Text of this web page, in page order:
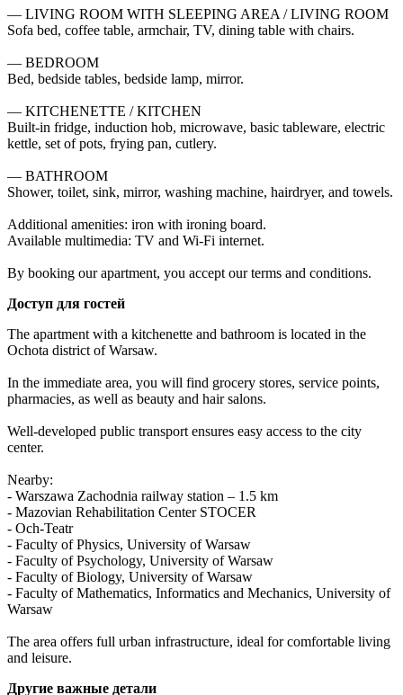
— LIVING ROOM WITH SLEEPING AREA / LIVING ROOM
Sofa bed, coffee table, armchair, TV, dining table with chairs.
— BEDROOM
Bed, bedside tables, bedside lamp, mirror.
— KITCHENETTE / KITCHEN
Built-in fridge, induction hob, microwave, basic tableware, electric
kettle, set of pots, frying pan, cutlery.
— BATHROOM
Shower, toilet, sink, mirror, washing machine, hairdryer, and towels.
Additional amenities: iron with ironing board.
Available multimedia: TV and Wi-Fi internet.
By booking our apartment, you accept our terms and conditions.
Доступ для гостей
The apartment with a kitchenette and bathroom is located in the
Ochota district of Warsaw.
In the immediate area, you will find grocery stores, service points,
pharmacies, as well as beauty and hair salons.
Well-developed public transport ensures easy access to the city
center.
Nearby:
- Warszawa Zachodnia railway station – 1.5 km
- Mazovian Rehabilitation Center STOCER
- Och-Teatr
- Faculty of Physics, University of Warsaw
- Faculty of Psychology, University of Warsaw
- Faculty of Biology, University of Warsaw
- Faculty of Mathematics, Informatics and Mechanics, University of
Warsaw
The area offers full urban infrastructure, ideal for comfortable living
and leisure.
Другие важные детали